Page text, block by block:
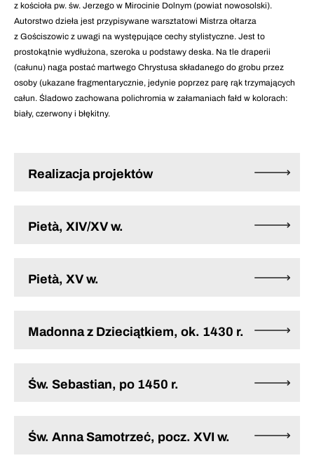
Realizacja projektów
Pietà, XIV/XV w.
Pietà, XV w.
Madonna z Dzieciątkiem, ok. 1430 r.
Św. Sebastian, po 1450 r.
Św. Anna Samotrzeć, pocz. XVI w.
z kościoła pw. św. Jerzego w Mirocinie Dolnym (powiat nowosolski).
Autorstwo dzieła jest przypisywane warsztatowi Mistrza ołtarza
z Gościszowic z uwagi na występujące cechy stylistyczne. Jest to
prostokątnie wydłużona, szeroka u podstawy deska. Na tle draperii
(całunu) naga postać martwego Chrystusa składanego do grobu przez
osoby (ukazane fragmentarycznie, jedynie poprzez parę rąk trzymających
całun. Śladowo zachowana polichromia w załamaniach fałd w kolorach:
biały, czerwony i błękitny.